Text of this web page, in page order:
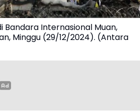
Bandara Internasional Muan,
Minggu (29/12/2024). (Antara